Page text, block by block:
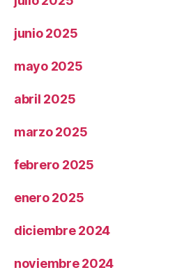
junio 2025
mayo 2025
abril 2025
marzo 2025
febrero 2025
enero 2025
diciembre 2024
noviembre 2024